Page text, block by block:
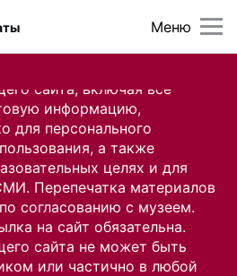
сайта, включая все
информацию,
для персонального
а также
целях и для
Перепечатка материалов
согласованию с музеем.
на сайт обязательна.
сайта не может быть
или частично в любой
Меню